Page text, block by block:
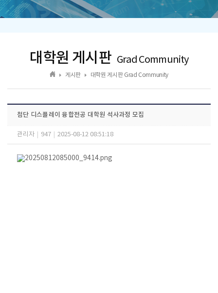
대학원 게시판 Grad Community
게시판 대학원 게시판 Grad Community
첨단 디스플레이 융합전공 대학원 석사과정 모집
관리자 947 2025-08-12 08:51:18